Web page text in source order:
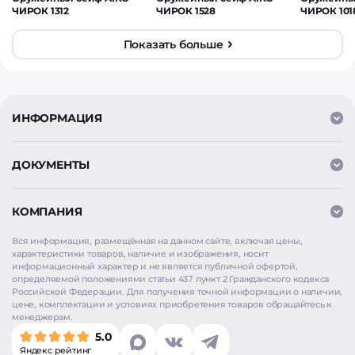
ЧИРОК 1312
ЧИРОК 1528
ЧИРОК
Показать больше
Вся информация, размещённая на данном сайте, включая цены,
характеристики товаров, наличие и изображения, носит
информационный характер и не является публичной офертой,
определяемой положениями статьи 437 пункт 2 Гражданского кодекса
Российской Федерации. Для получения точной информации о наличии,
цене, комплектации и условиях приобретения товаров обращайтесь к
менеджерам.
5.0
Яндекс рейтинг
ИНФОРМАЦИЯ
ДОКУМЕНТЫ
КОМПАНИЯ